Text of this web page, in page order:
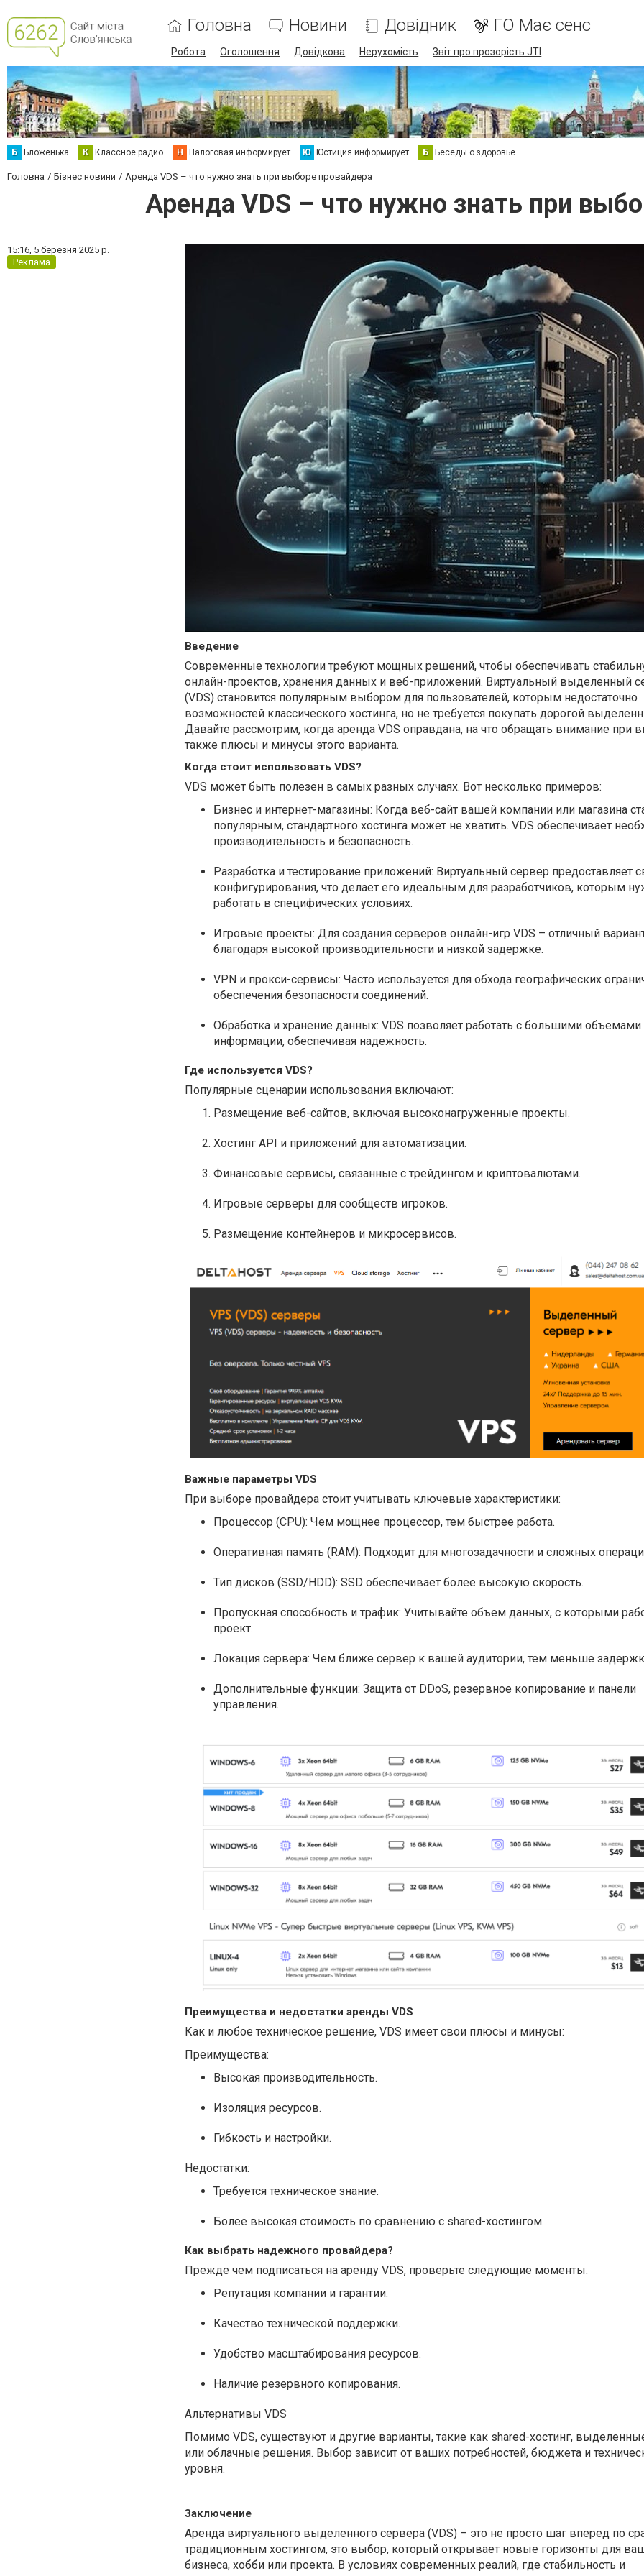
Головна Новини Довідник ГО Має сенс
Робота Оголошення Довідкова Нерухомість Звіт про прозорість JTI
Б Бложенька К Классное радио Н Налоговая информирует Ю Юстиция информирует Б Беседы о здоровье
Головна Бізнес новини Аренда VDS – что нужно знать при выборе провайдера
Аренда VDS – что нужно знать при
15:16, 5 березня 2025 р.
Реклама
Введение
Современные технологии требуют мощных решений, чтобы обеспечивать
онлайн-проектов, хранения данных и веб-приложений. Виртуальный выделенный
(VDS) становится популярным выбором для пользователей, которым недостаточно
возможностей классического хостинга, но не требуется покупать дорогой
Давайте рассмотрим, когда аренда VDS оправдана, на что обращать внимание при
также плюсы и минусы этого варианта.
Когда стоит использовать VDS?
VDS может быть полезен в самых разных случаях. Вот несколько примеров:
Бизнес и интернет-магазины: Когда веб-сайт вашей компании или магазина
популярным, стандартного хостинга может не хватить. VDS обеспечивает
производительность и безопасность.
Разработка и тестирование приложений: Виртуальный сервер предоставляет
конфигурирования, что делает его идеальным для разработчиков, которым
работать в специфических условиях.
Игровые проекты: Для создания серверов онлайн-игр VDS – отличный
благодаря высокой производительности и низкой задержке.
VPN и прокси-сервисы: Часто используется для обхода географических
обеспечения безопасности соединений.
Обработка и хранение данных: VDS позволяет работать с большими объемами
информации, обеспечивая надежность.
Где используется VDS?
Популярные сценарии использования включают:
Размещение веб-сайтов, включая высоконагруженные проекты.
Хостинг API и приложений для автоматизации.
Финансовые сервисы, связанные с трейдингом и криптовалютами.
Игровые серверы для сообществ игроков.
Размещение контейнеров и микросервисов.
Важные параметры VDS
При выборе провайдера стоит учитывать ключевые характеристики:
Процессор (CPU): Чем мощнее процессор, тем быстрее работа.
Оперативная память (RAM): Подходит для многозадачности и сложных
Тип дисков (SSD/HDD): SSD обеспечивает более высокую скорость.
Пропускная способность и трафик: Учитывайте объем данных, с которыми
проект.
Локация сервера: Чем ближе сервер к вашей аудитории, тем меньше
Дополнительные функции: Защита от DDoS, резервное копирование и панели
управления.
Преимущества и недостатки аренды VDS
Как и любое техническое решение, VDS имеет свои плюсы и минусы:
Преимущества:
Высокая производительность.
Изоляция ресурсов.
Гибкость и настройки.
Недостатки:
Требуется техническое знание.
Более высокая стоимость по сравнению с shared-хостингом.
Как выбрать надежного провайдера?
Прежде чем подписаться на аренду VDS, проверьте следующие моменты:
Репутация компании и гарантии.
Качество технической поддержки.
Удобство масштабирования ресурсов.
Наличие резервного копирования.
Альтернативы VDS
Помимо VDS, существуют и другие варианты, такие как shared-хостинг,
или облачные решения. Выбор зависит от ваших потребностей, бюджета и
уровня.
Заключение
Аренда виртуального выделенного сервера (VDS) – это не просто шаг вперед по
традиционным хостингом, это выбор, который открывает новые горизонты для
бизнеса, хобби или проекта. В условиях современных реалий, где стабильность и